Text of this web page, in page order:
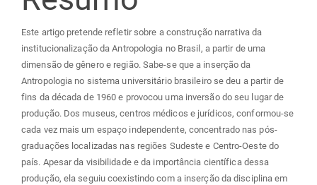
Este artigo pretende refletir sobre a construção narrativa da
institucionalização da Antropologia no Brasil, a partir de uma
dimensão de gênero e região. Sabe-se que a inserção da
Antropologia no sistema universitário brasileiro se deu a partir de
fins da década de 1960 e provocou uma inversão do seu lugar de
produção. Dos museus, centros médicos e jurídicos, conformou-se
cada vez mais um espaço independente, concentrado nas pós-
graduações localizadas nas regiões Sudeste e Centro-Oeste do
país. Apesar da visibilidade e da importância científica dessa
produção, ela seguiu coexistindo com a inserção da disciplina em